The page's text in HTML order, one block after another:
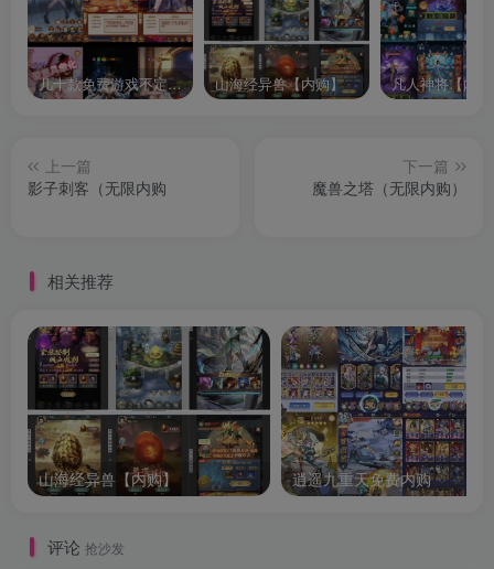
几十款免费游戏不定时更新自行测试 山海经异兽【内购】 凡人神将【内
上一篇
影子刺客（无限内购
下一篇
魔兽之塔（无限内购）
相关推荐
山海经异兽【内购】 逍遥九重天免费内购
评论 抢沙发